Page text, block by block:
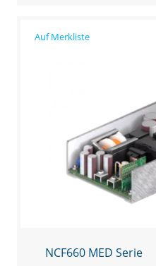
NCF660 MED Serie